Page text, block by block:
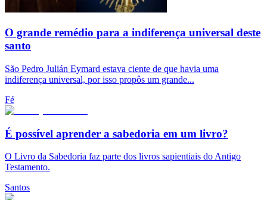
O grande remédio para a indiferença universal deste
santo
São Pedro Julián Eymard estava ciente de que havia uma
indiferença universal, por isso propôs um grande...
Fé
É possível aprender a sabedoria em um livro?
O Livro da Sabedoria faz parte dos livros sapientiais do Antigo
Testamento.
Santos